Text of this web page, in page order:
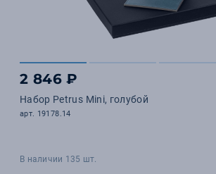
2 846 ₽
Набор Petrus Mini, голубой
арт. 19178.14
В наличии 135 шт.